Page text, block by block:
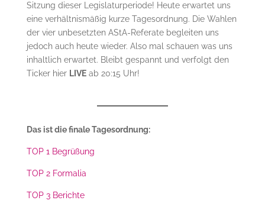
Sitzung dieser Legislaturperiode! Heute erwartet uns
eine verhältnismäßig kurze Tagesordnung. Die Wahlen
der vier unbesetzten AStA-Referate begleiten uns
jedoch auch heute wieder. Also mal schauen was uns
inhaltlich erwartet. Bleibt gespannt und verfolgt den
Ticker hier LIVEab 20:15 Uhr!
Das ist die finale Tagesordnung:
TOP 1 Begrüßung
TOP 2 Formalia
TOP 3 Berichte